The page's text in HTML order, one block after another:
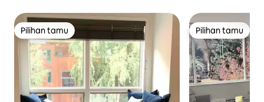
Pilihan tamu
Pilihan tamu Pilihan tamu
Pilihan tamu